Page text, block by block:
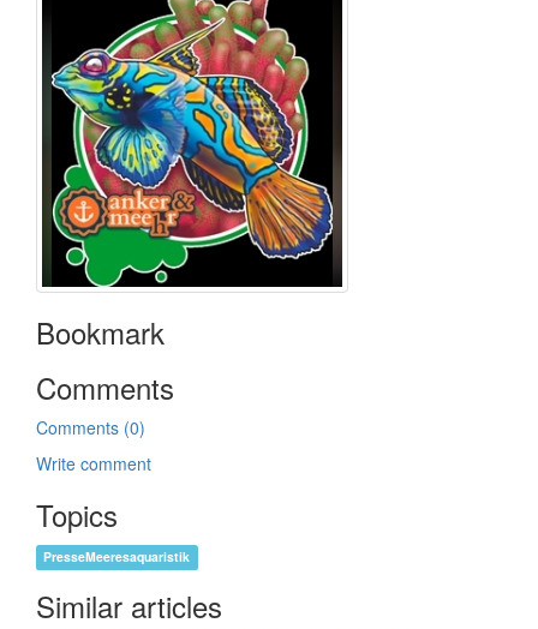
Bookmark
Comments
Comments (0)
Write comment
Topics
PresseMeeresaquaristik
Similar articles